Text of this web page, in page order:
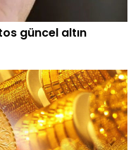
güncel altın